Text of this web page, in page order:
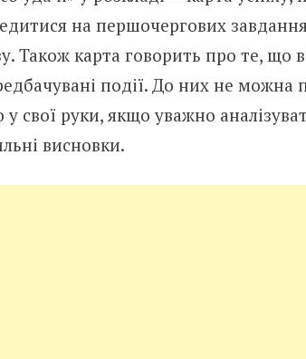
на першочергових
Також карта говорить про те, що
події. До них не можна
у свої руки, якщо уважно
висновки.